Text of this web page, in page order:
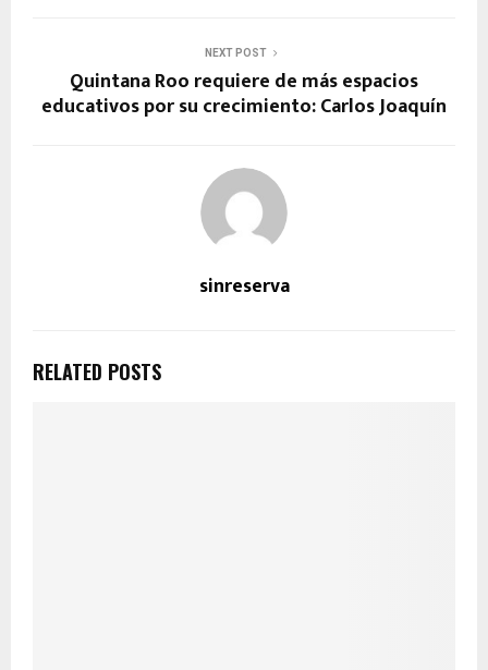
NEXT POST
Quintana Roo requiere de más espacios
educativos por su crecimiento: Carlos Joaquín
sinreserva
RELATED POSTS